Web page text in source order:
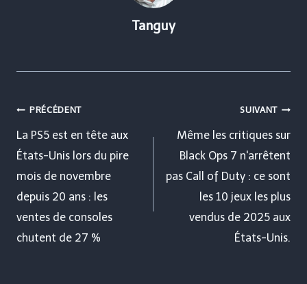
Tanguy
Navigation
de
l’article
PRÉCÉDENT
La PS5 est en tête aux
États-Unis lors du pire
mois de novembre
depuis 20 ans : les
ventes de consoles
chutent de 27 %
SUIVANT
Même les critiques sur
Black Ops 7 n'arrêtent
pas Call of Duty : ce sont
les 10 jeux les plus
vendus de 2025 aux
États-Unis.